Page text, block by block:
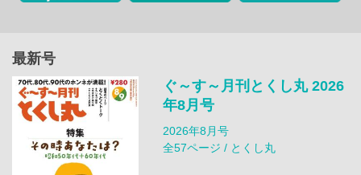
最新号
ぐ～す～月刊とくし丸 2026
年8月号
2026年8月号
全57ページ / とくし丸